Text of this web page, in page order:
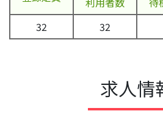
32
32
求人情